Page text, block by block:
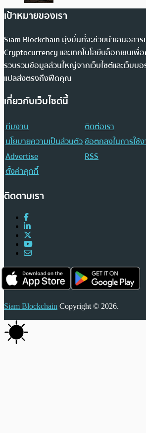
เป้าหมายของเรา
Siam Blockchain มุ่งมั่นที่จะช่วยนำเสนอสาร
Cryptocurrency และเทคโนโลยีบล็อกเชนเพื่
รวบรวมข้อมูลส่วนใหญ่จากเว็บไซต์และเว็บบอ
แปลส่งตรงถึงฟีดคุณ
เกี่ยวกับเว็บไซต์นี้
ทีมงาน
ติดต่อเรา
นโยบายความเป็นส่วนตัวข้อตกลงในการใช้
Advertise
RSS
ตั้งค่าคุกกี้
ติดตามเรา
Siam Blockchain Copyright © 2026.